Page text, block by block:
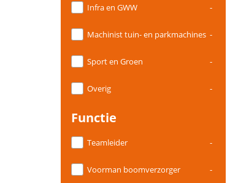
Infra en GWW -
Machinist tuin- en parkmachines -
Sport en Groen -
Overig -
Functie
Teamleider -
Voorman boomverzorger -